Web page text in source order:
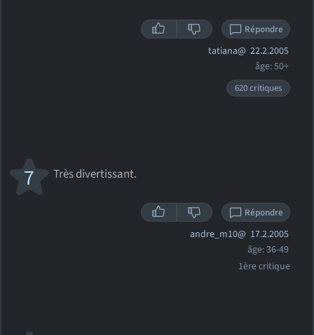
Répondre
tatiana@ 22.2.2005
âge: 50+
620 critiques
Très divertissant.
7
Répondre
andre_m10@ 17.2.2005
âge: 36-49
1ère critique